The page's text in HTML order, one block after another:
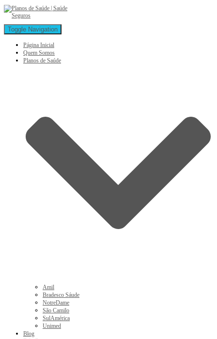
Toggle Navigation
Página Inicial
Quem Somos
Planos de Saúde
Amil
Bradesco Sáude
NotreDame
São Camilo
SulAmérica
Unimed
Blog